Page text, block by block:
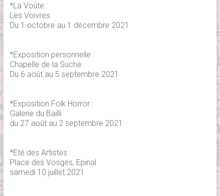
*La Voûte :
Les Voivres
Du 1 octobre au 1 décembre 2021
*Exposition personnelle :
Chapelle de la Suche
Du 6 août au 5 septembre 2021
*Exposition Folk Horror :
Galerie du Bailli
du 27 août au 2 septembre 2021
*Eté des Artistes :
Place des Vosges, Epinal
samedi 10 juillet 2021